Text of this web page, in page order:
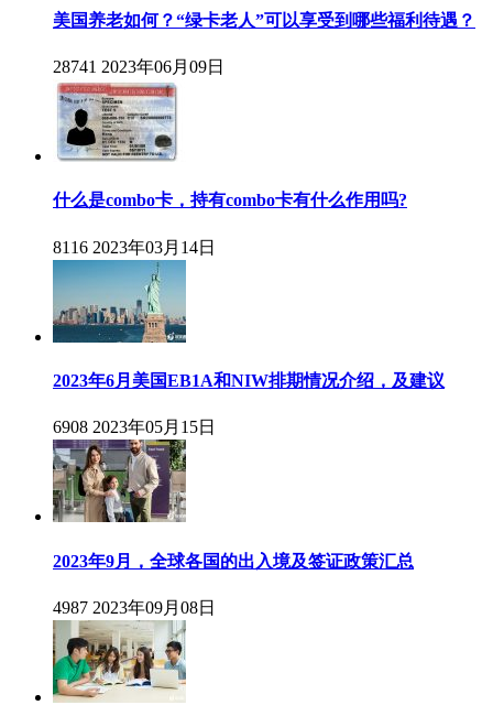
美国养老如何？“绿卡老人”可以享受到哪些福利待遇？
28741 2023年06月09日
什么是combo卡，持有combo卡有什么作用吗?
8116 2023年03月14日
2023年6月美国EB1A和NIW排期情况介绍，及建议
6908 2023年05月15日
2023年9月，全球各国的出入境及签证政策汇总
4987 2023年09月08日